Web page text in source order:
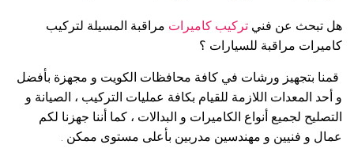
هل تبحث عن فني تركيب كاميرات مراقبة المسيلة لتركيب
كاميرات مراقبة للسيارات ؟
قمنا بتجهيز ورشات في كافة محافظات الكويت و مجهزة بأفضل
و أحد المعدات اللازمة للقيام بكافة عمليات التركيب ، الصيانة و
التصليح لجميع أنواع الكاميرات و البدالات ، كما أننا جهزنا لكم
عمال و فنيين و مهندسين مدربين بأعلى مستوى ممكن .